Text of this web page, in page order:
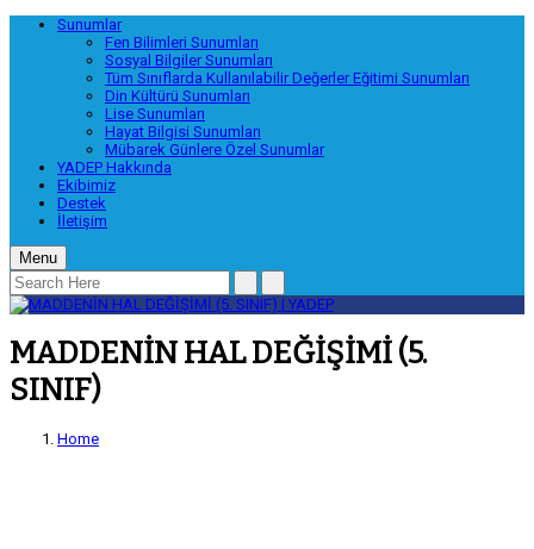
Sunumlar
Fen Bilimleri Sunumları
Sosyal Bilgiler Sunumları
Tüm Sınıflarda Kullanılabilir Değerler Eğitimi Sunumları
Din Kültürü Sunumları
Lise Sunumları
Hayat Bilgisi Sunumları
Mübarek Günlere Özel Sunumlar
YADEP Hakkında
Ekibimiz
Destek
İletişim
Menu
MADDENİN HAL DEĞİŞİMİ (5.
SINIF)
Home